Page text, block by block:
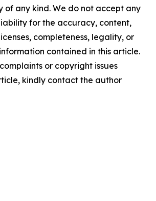
of any kind. We do not accept any
for the accuracy, content,
completeness, legality, or
contained in this article.
or copyright issues
kindly contact the author